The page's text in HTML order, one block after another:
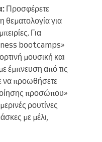
Προσφέρετε
θεματολογία για
Για
bootcamps»
μουσική και
έμπνευση από τις
να προωθήσετε
προσώπου»
ρουτίνες
με μέλι,